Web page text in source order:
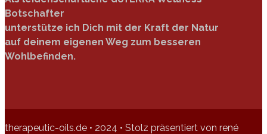
Botschafter
unterstütze ich Dich mit der Kraft der Natur
auf deinem eigenen Weg zum besseren
Wohlbefinden.
therapeutic-oils.de • 2024 • Stolz präsentiert von rené